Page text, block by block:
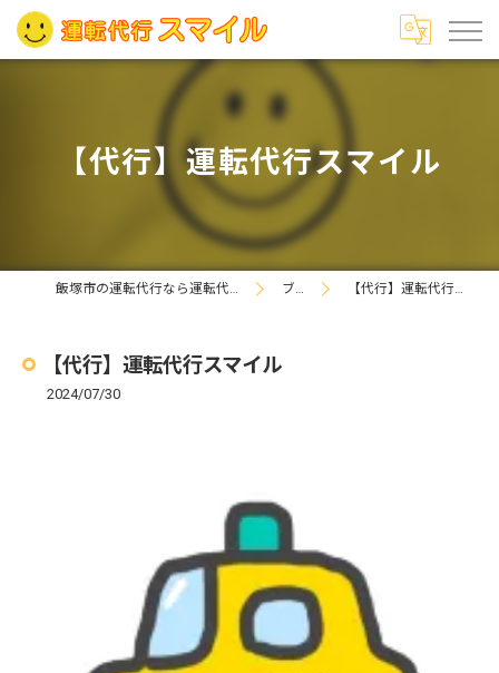
【代行】運転代行スマイル
飯塚市の運転代行なら運転代行スマイル ブログ 【代行】運転代行スマイル
【代行】運転代行スマイル
2024/07/30